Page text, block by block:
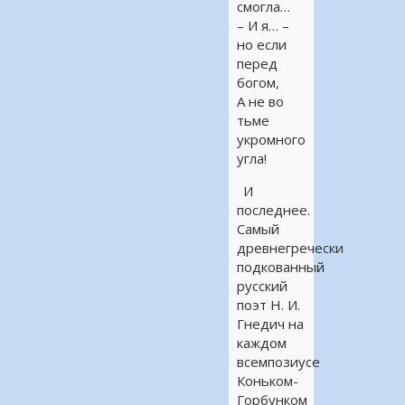
смогла…
– И я… –
но если
перед
богом,
А не во
тьме
укромного
угла!
И
последнее.
Самый
древнегречески
подкованный
русский
поэт Н. И.
Гнедич на
каждом
всемпозиусе
Коньком-
Горбунком